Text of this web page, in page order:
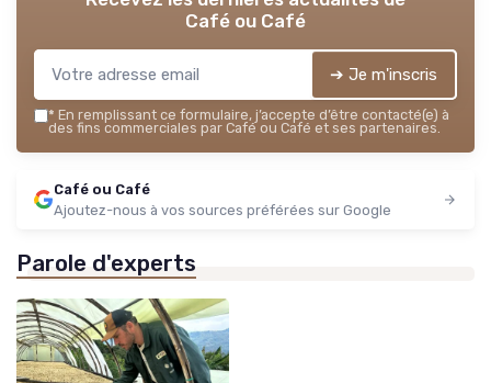
Café ou Café
➔ Je m'inscris
* En remplissant ce formulaire, j’accepte d’être contacté(e) à
des fins commerciales par Café ou Café et ses partenaires.
Café ou Café
Ajoutez-nous à vos sources préférées sur Google
Parole d'experts